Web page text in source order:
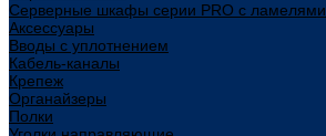
Серверные шкафы серии PRO с ламелями
Аксессуары
Вводы с уплотнением
Кабель-каналы
Крепеж
Органайзеры
Полки